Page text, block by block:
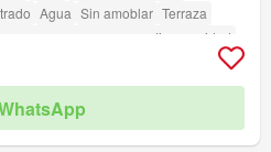
Agua Sin amoblar Terraza
para personas con discapacidad